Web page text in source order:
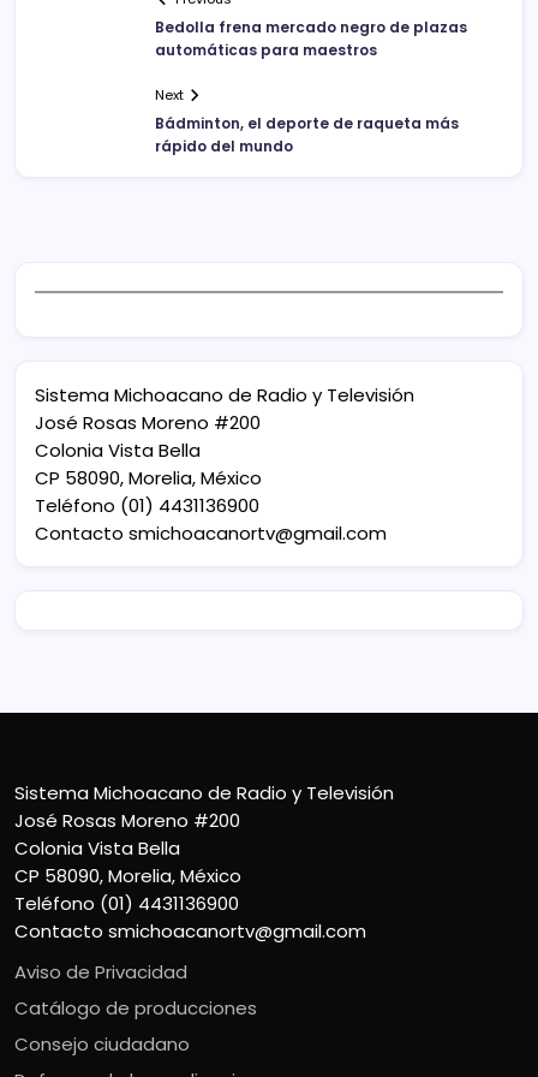
Bedolla frena mercado negro de plazas
automáticas para maestros
Next
Bádminton, el deporte de raqueta más
rápido del mundo
Sistema Michoacano de Radio y Televisión
José Rosas Moreno #200
Colonia Vista Bella
CP 58090, Morelia, México
Teléfono (01) 4431136900
Contacto smichoacanortv@gmail.com
Sistema Michoacano de Radio y Televisión
José Rosas Moreno #200
Colonia Vista Bella
CP 58090, Morelia, México
Teléfono (01) 4431136900
Contacto smichoacanortv@gmail.com
Aviso de Privacidad
Catálogo de producciones
Consejo ciudadano